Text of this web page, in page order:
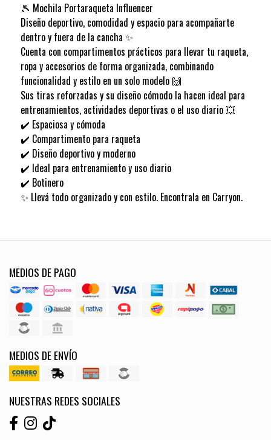
🎾 Mochila Portaraqueta Influencer
Diseño deportivo, comodidad y espacio para acompañarte
dentro y fuera de la cancha ✨
Cuenta con compartimentos prácticos para llevar tu raqueta,
ropa y accesorios de forma organizada, combinando
funcionalidad y estilo en un solo modelo 🙌
Sus tiras reforzadas y su diseño cómodo la hacen ideal para
entrenamientos, actividades deportivas o el uso diario 💥
✔️ Espaciosa y cómoda
✔️ Compartimento para raqueta
✔️ Diseño deportivo y moderno
✔️ Ideal para entrenamiento y uso diario
✔️ Botinero
✨ Llevá todo organizado y con estilo. Encontrala en Carryon.
MEDIOS DE PAGO
MEDIOS DE ENVÍO
NUESTRAS REDES SOCIALES